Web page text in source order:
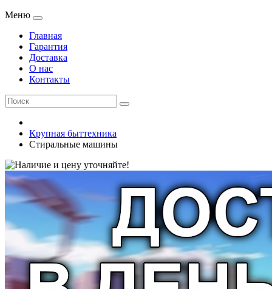
Меню
Главная
Гарантия
Доставка
О нас
Контакты
Крупная быттехника
Стиральные машины